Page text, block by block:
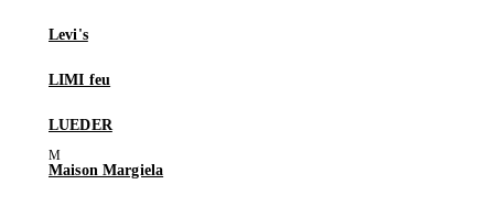
Levi's
LIMI feu
LUEDER
Maison Margiela